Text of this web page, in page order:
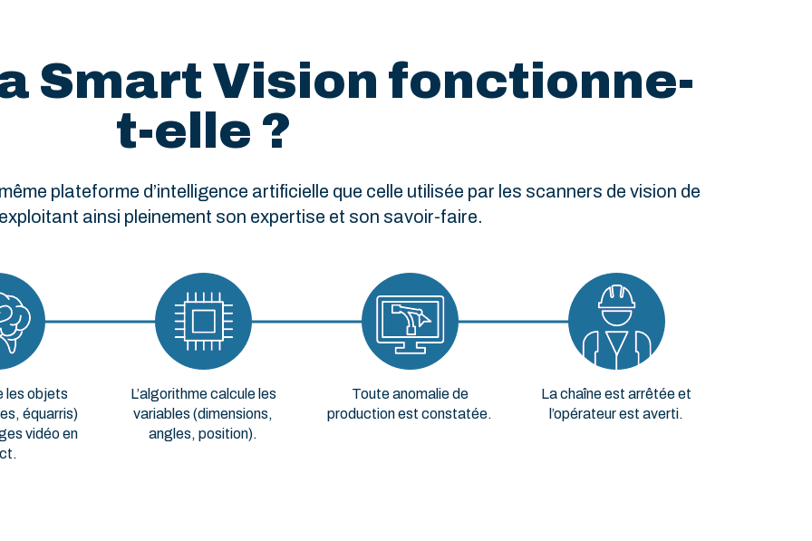
Smart Vision fonctionne-
t-elle ?
plateforme d’intelligence artificielle que celle utilisée par les scanners de vision de
ainsi pleinement son expertise et son savoir-faire.
les objets
équarris)
vidéo en
L’algorithme calcule les
variables (dimensions,
angles, position).
Toute anomalie de
production est constatée.
La chaîne est arrêtée et
l’opérateur est averti.